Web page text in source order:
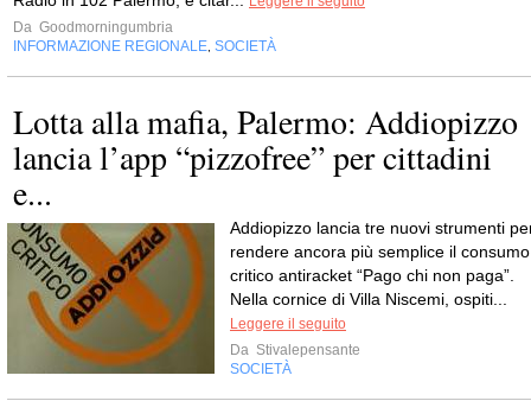
Da Goodmorningumbria
INFORMAZIONE REGIONALE SOCIETÀ
Lotta alla mafia, Palermo: Addiopizzo
lancia l’app “pizzofree” per cittadini
e...
Addiopizzo lancia tre nuovi strumenti
rendere ancora più semplice il consumo
critico antiracket “Pago chi non paga”.
Nella cornice di Villa Niscemi, ospiti...
Leggere il seguito
Da Stivalepensante
SOCIETÀ